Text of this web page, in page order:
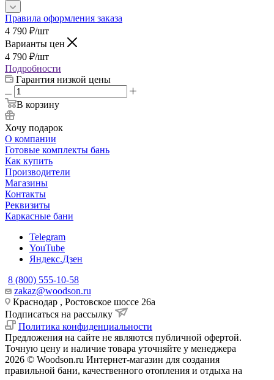
Правила оформления заказа
4 790 ₽/шт
Варианты цен
4 790 ₽/шт
Подробности
Гарантия низкой цены
В корзину
Хочу подарок
О компании
Готовые комплекты бань
Как купить
Производители
Магазины
Контакты
Реквизиты
Каркасные бани
Telegram
YouTube
Яндекс.Дзен
8 (800) 555-10-58
zakaz@woodson.ru
Краснодар , Ростовское шоссе 26а
Подписаться на рассылку
Политика конфиденциальности
Предложения на сайте не являются публичной офертой.
Точную цену и наличие товара уточняйте у менеджера
2026 © Woodson.ru Интернет-магазин для создания
правильной бани, качественного отопления и отдыха на